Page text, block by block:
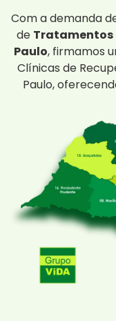
Com a demanda
de Tratamentos
Paulo, firmamos
Clínicas de
Paulo,